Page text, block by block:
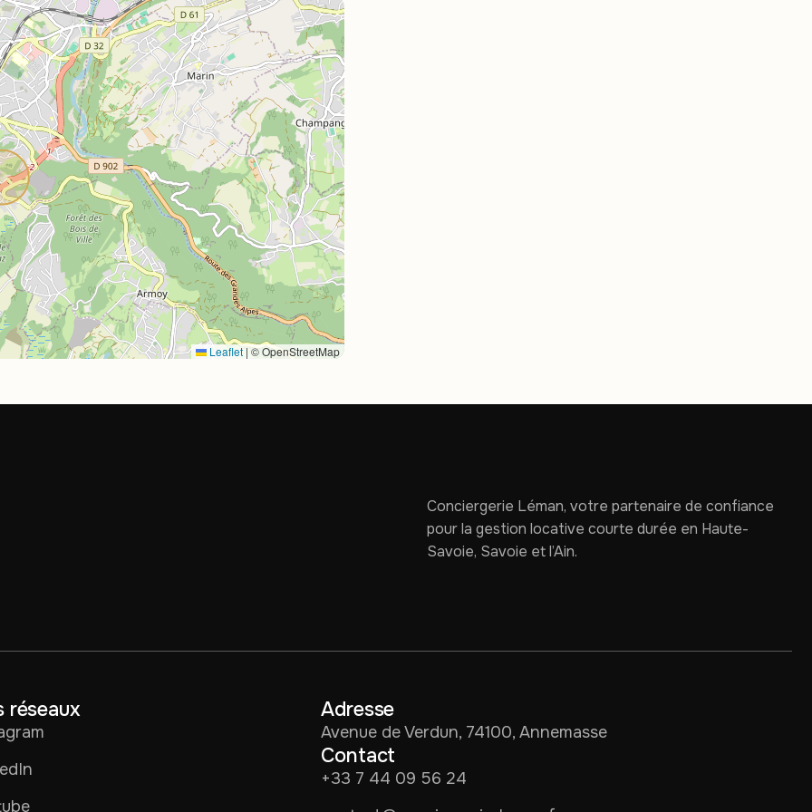
Leaflet | © OpenStreetMap
Conciergerie Léman, votre partenaire de confiance
pour la gestion locative courte durée en Haute-
Savoie, Savoie et l’Ain.
réseaux Adresse
Avenue de Verdun, 74100, Annemasse
Contact
+33 7 44 09 56 24